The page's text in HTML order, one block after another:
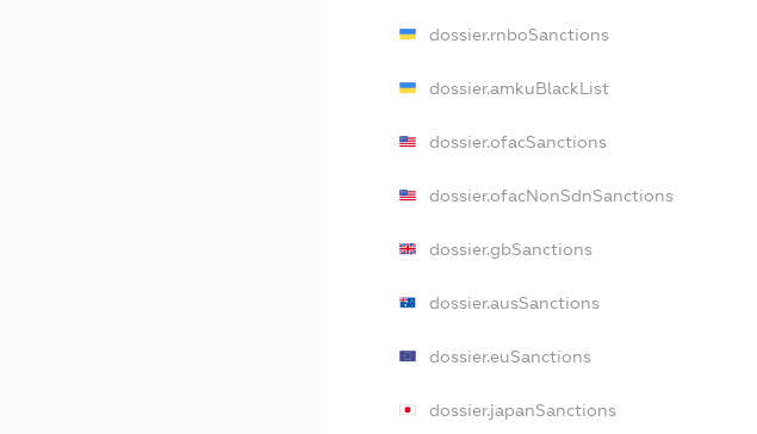
dossier.rnboSanctions
dossier.amkuBlackList
dossier.ofacSanctions
dossier.ofacNonSdnSanctions
dossier.gbSanctions
dossier.ausSanctions
dossier.euSanctions
dossier.japanSanctions